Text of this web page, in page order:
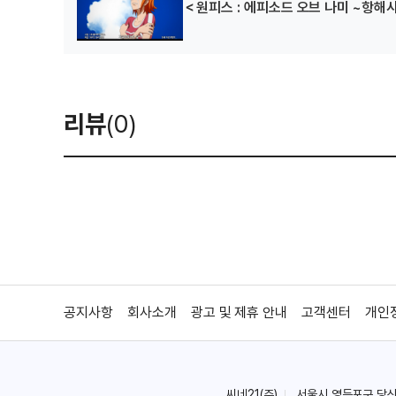
＜원피스 : 에피소드 오브 나미 ~항해
리뷰(0)
공지사항 회사소개 광고 및 제휴 안내 고객센터 개인